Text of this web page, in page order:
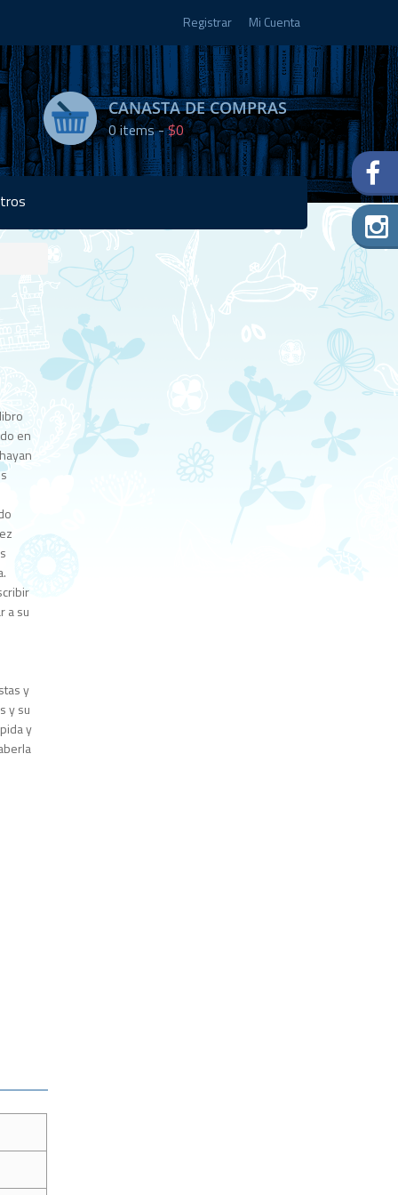
Registrar Mi Cuenta
CANASTA DE COMPRAS
0items -$0
en
a su
y
y su
y
Disponibilidad:
stock